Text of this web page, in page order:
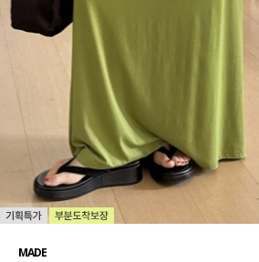
MADE
세트할인 ~30%
살안타템
110사이즈
팬츠
MADE